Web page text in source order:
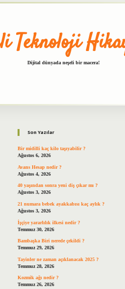
Teknoloji
Dijital dünyada neşeli bir macera!
Son Yazılar
Bir midilli kaç kilo taşıyabilir ?
Ağustos 6, 2026
Avans Hesap nedir ?
Ağustos 4, 2026
40 yaşından sonra yeni diş çıkar mı ?
Ağustos 3, 2026
21 numara bebek ayakkabısı kaç aylık ?
Ağustos 3, 2026
İşçiye yararlılık ilkesi nedir ?
Temmuz 30, 2026
Bambaşka Biri nerede çekildi ?
Temmuz 29, 2026
Tayinler ne zaman açıklanacak 2025 ?
Temmuz 28, 2026
Kozmik ağı nedir ?
Temmuz 26, 2026